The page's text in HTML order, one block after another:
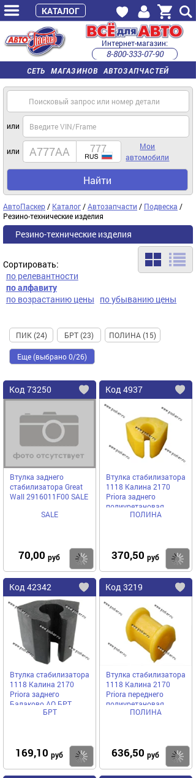
СЕТЬ МАГАЗИНОВ АВТОЗАПЧАСТЕЙ
Интернет-магазин:
8-800-333-07-90
часы работы с 9:00 до 22:00 (пн-пт)
или
или
Мои
автомобили
Найти
АвтоПаскер / Каталог /Автозапчасти / Подвеска /
Резино-технические изделия
Резино-технические изделия
Сортировать:
по релевантности
по алфавиту
по возрастанию цены по убыванию цены
ПИК (24) БРТ (23) ПОЛИНА (15)
Еще (выбрано 0/26)
Код 73250
Добавить
избранное
Втулка заднего
стабилизатора Great
Wall 2916011F00 SALE
SALE
70,00 руб Купить
Код 4937
Втулка стабилизатора
1118 Калина 2170
Priora заднего
полиуретановая
[упаковка 2 шт.]
ПОЛИНА
370,50 руб
Код 42342
Добавить
избранное
Втулка стабилизатора
1118 Калина 2170
Priora заднего
Балаково АО БРТ
[упаковка 2 шт.]
БРТ
169,10 руб Купить
Код 3219
Втулка стабилизатора
1118 Калина 2170
Priora переднего
полиуретановая
[упаковка 2 шт.]
ПОЛИНА
636,50 руб
КАТАЛОГ